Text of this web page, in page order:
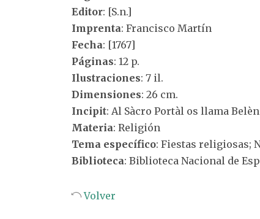
Editor: [S.n.]
Imprenta: Francisco Martín
Fecha: [1767]
Páginas: 12 p.
Ilustraciones: 7 il.
Dimensiones: 26 cm.
Incipit: Al Sàcro Portàl os llama
Materia: Religión
Tema específico: Fiestas religiosas;
Biblioteca: Biblioteca Nacional de
Volver